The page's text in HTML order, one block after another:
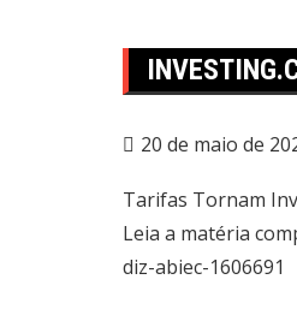
20 de maio de
Tarifas Tornam
Leia a matéria
diz-abiec-1606691